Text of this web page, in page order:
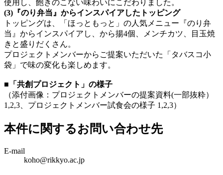
使用し、飽きのこない味わいにこだわりました。
(3)『のり弁当』からインスパイアしたトッピング
トッピングは、「ほっともっと」の人気メニュー『のり弁
当』からインスパイアし、から揚4個、メンチカツ、目玉焼
きと盛りだくさん。
プロジェクトメンバーからご提案いただいた「タバスコ小
袋」で味の変化も楽しめます。
■「共創プロジェクト」の様子
（添付画像：プロジェクトメンバーの提案資料(一部抜粋）
1,2,3、プロジェクトメンバー試食会の様子 1,2,3）
本件に関するお問い合わせ先
E-mail
koho@rikkyo.ac.jp